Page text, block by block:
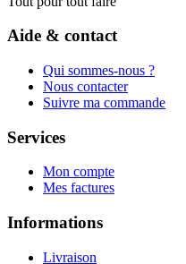
Aide & contact
Qui sommes-nous ?
Nous contacter
Suivre ma commande
Services
Mon compte
Mes factures
Informations
Livraison